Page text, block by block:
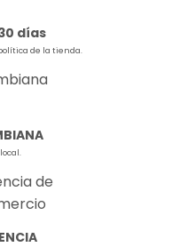
días
de la tienda.